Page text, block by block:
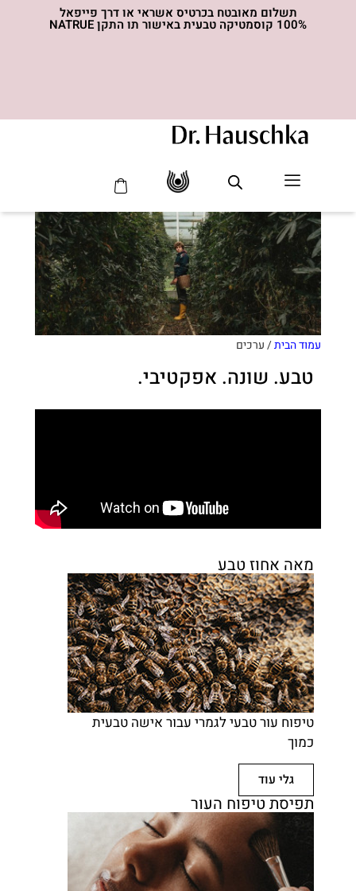
תשלום מאובטח בכרטיס אשראי או דרך פייפאל
100% קוסמטיקה טבעית באישור תו התקן NATRUE
עמוד הבית/ ערכים
טבע. שונה. אפקטיבי.
מאה אחוז טבע
טיפוח עור טבעי לגמרי עבור אישה טבעית
כמוך
גלי עוד
תפיסת טיפוח העור